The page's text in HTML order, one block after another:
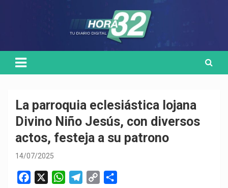
La parroquia eclesiástica lojana
Divino Niño Jesús, con diversos
actos, festeja a su patrono
14/07/2025
W